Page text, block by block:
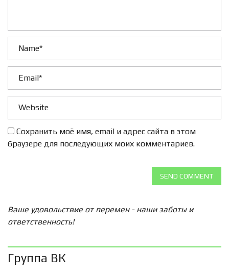
Сохранить моё имя, email и адрес сайта в этом
браузере для последующих моих комментариев.
SEND COMMENT
Ваше удовольствие от перемен - наши заботы и
ответственность!
Группа ВК